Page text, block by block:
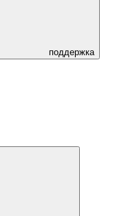
поддержка